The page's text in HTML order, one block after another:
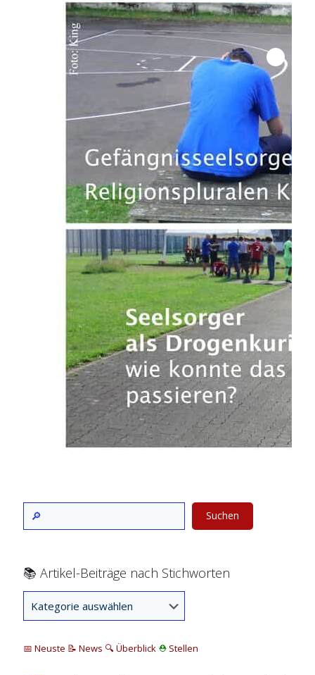
Suchen
📚 Artikel-Beiträge nach Stichworten
📅 Neuste 📝 News 🔍 Überblick ⛑ Stellen